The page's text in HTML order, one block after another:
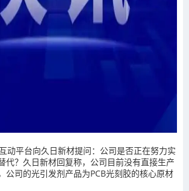
动平台向久日新材提问：公司是否正在努力实
代？久日新材回复称，公司目前没有直接生产
公司的光引发剂产品为PCB光刻胶的核心原材